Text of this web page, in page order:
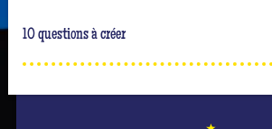
10 questions à créer